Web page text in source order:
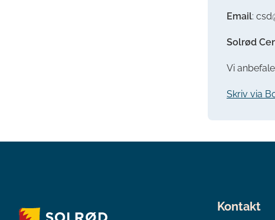
Email:
Solrød
Vi
Skriv via
Kontakt